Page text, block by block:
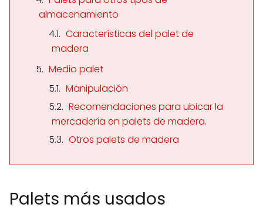
almacenamiento
Características del palet de
madera
Medio palet
Manipulación
Recomendaciones para ubicar la
mercadería en palets de madera.
Otros palets de madera
Palets más usados